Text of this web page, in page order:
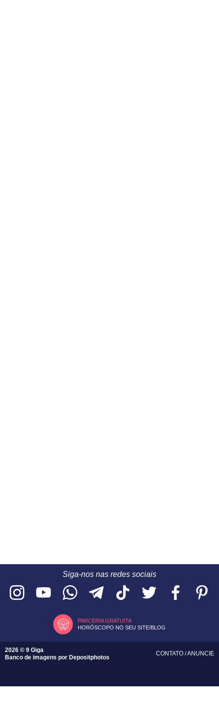
Siga-nos nas redes sociais
PARCERIA GRATUITA
HORÓSCOPO NO SEU SITE/BLOG
2026 © 9 Giga
Banco de imagens por Depositphotos
CONTATO /ANUNCIE